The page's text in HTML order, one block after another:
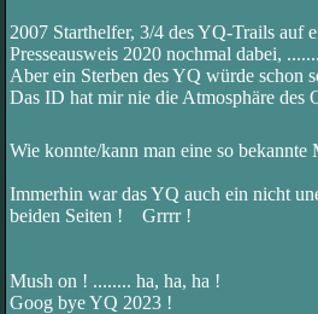
2007 Starthelfer, 3/4 des YQ-Trails auf
Presseausweis 2020 nochmal dabei,
Aber ein Sterben des YQ würde schon
Das ID hat mir nie die Atmosphäre des
Wie konnte/kann man eine so
Immerhin war das YQ auch ein nicht
beiden Seiten ! Grrrr !
Mush on ! ........ ha, ha, ha !
Goog bye YQ 2023 !